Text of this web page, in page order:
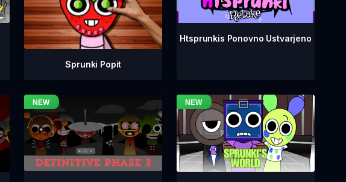
Sprunki Popit
Htsprunkis Ponovno Ustvarjeno